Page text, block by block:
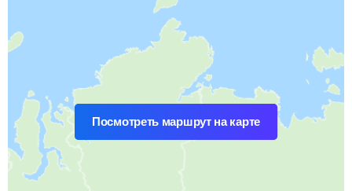
Посмотреть маршрут на карте